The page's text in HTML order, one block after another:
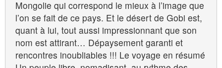
Mongolie qui correspond le mieux à l’image que
l’on se fait de ce pays. Et le désert de Gobi est,
quant à lui, tout aussi impressionnant que son
nom est attirant… Dépaysement garanti et
rencontres inoubliables !!! Le voyage en résumé